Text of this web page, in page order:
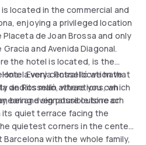
located in the commercial and
enjoying a privileged location
de Joan Brossa and only
and Avenida Diagonal.
the hotel is located, is the
a very central location that
and its main attractions, which
being even possible to reach
Evenia Rosselló we have
de Rosselló, where you can
and signature cuisine or
its quiet terrace facing the
quietest corners in the center
with the whole family,